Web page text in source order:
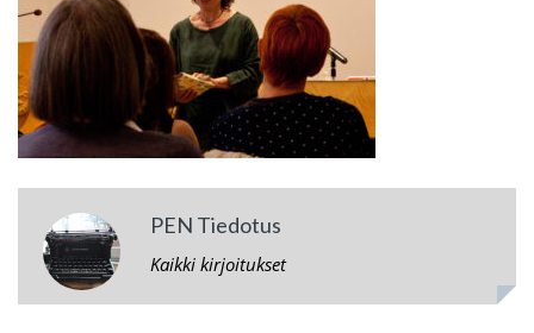
PEN Tiedotus
Kaikki kirjoitukset